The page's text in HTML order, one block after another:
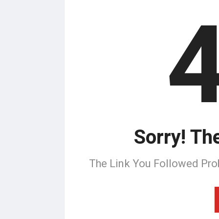
Sorry!
The Link You Followed